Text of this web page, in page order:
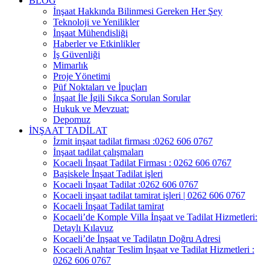
İnşaat Hakkında Bilinmesi Gereken Her Şey
Teknoloji ve Yenilikler
İnşaat Mühendisliği
Haberler ve Etkinlikler
İş Güvenliği
Mimarlık
Proje Yönetimi
Püf Noktaları ve İpuçları
İnşaat İle İgili Sıkca Sorulan Sorular
Hukuk ve Mevzuat:
Depomuz
İNŞAAT TADİLAT
İzmit inşaat tadilat firması :0262 606 0767
İnşaat tadilat çalışmaları
Kocaeli İnşaat Tadilat Firması : 0262 606 0767
Başiskele İnşaat Tadilat işleri
Kocaeli İnşaat Tadilat :0262 606 0767
Kocaeli inşaat tadilat tamirat işleri | 0262 606 0767
Kocaeli İnşaat Tadilat tamirat
Kocaeli’de Komple Villa İnşaat ve Tadilat Hizmetleri:
Detaylı Kılavuz
Kocaeli’de İnşaat ve Tadilatın Doğru Adresi
Kocaeli Anahtar Teslim İnşaat ve Tadilat Hizmetleri :
0262 606 0767